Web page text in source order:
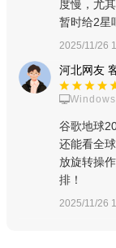
行更加便捷轻松起来
度慢，尤
暂时给2星
2025/11/26
河北网友
谷歌地球
还能看全
放旋转操
排！
2025/11/26